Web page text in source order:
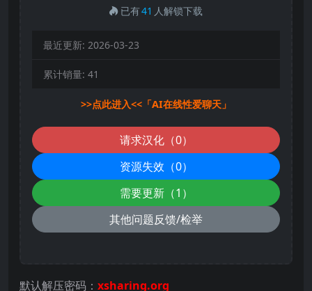
已有41 人解锁下载
最近更新: 2026-03-23
累计销量: 41
>>点此进入<<「AI在线性爱聊天」
请求汉化（0）
资源失效（0）
需要更新（1）
其他问题反馈/检举
默认解压密码： xsharing.org